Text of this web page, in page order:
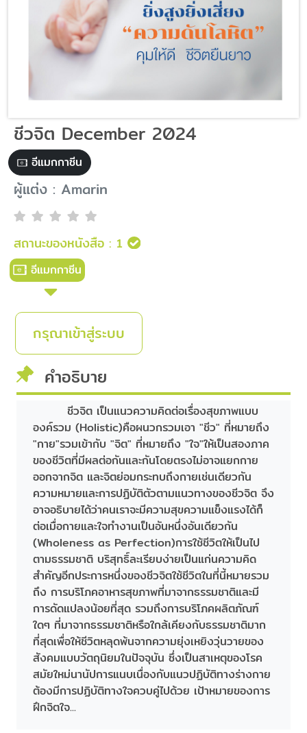
ชีวจิต December 2024
อีแมกกาซีน
ผู้แต่ง : Amarin
สถานะของหนังสือ : 1
อีแมกกาซีน
กรุณาเข้าสู่ระบบ
คำอธิบาย
ชีวจิต เป็นแนวความคิดต่อเรื่องสุขภาพแบบ
องค์รวม (Holistic)คือผนวกรวมเอา "ชีว" ที่หมายถึง
"กาย"รวมเข้ากับ "จิต" ที่หมายถึง "ใจ"ให้เป็นสองภาค
ของชีวิตที่มีผลต่อกันและกันโดยตรงไม่อาจแยกกาย
ออกจากจิต และจิตย่อมกระทบถึงกายเช่นเดียวกัน
ความหมายและการปฏิบัติตัวตามแนวทางของชีวจิต จึง
อาจอธิบายได้ว่าคนเราจะมีความสุขความแข็งแรงได้ก็
ต่อเมื่อกายและใจทำงานเป็นอันหนึ่งอันเดียวกัน
(Wholeness as Perfection)การใช้ชีวิตให้เป็นไป
ตามธรรมชาติ บริสุทธิ์ละเรียบง่ายเป็นแก่นความคิด
สำคัญอีกประการหนึ่งของชีวจิตใช้ชีวิตในที่นี้หมายรวม
ถึง การบริโภคอาหารสุขภาพที่มาจากธรรมชาติและมี
การดัดแปลงน้อยที่สุด รวมถึงการบริโภคผลิตภัณฑ์
ใดๆ ที่มาจากธรรมชาติหรือใกล้เคียงกับธรรมชาติมาก
ที่สุดเพื่อให้ชีวิตหลุดพ้นจากความยุ่งเหยิงวุ่นวายของ
สังคมแบบวัตถุนิยมในปัจจุบัน ซึ่งเป็นสาเหตุของโรค
สมัยใหม่นานัปการแนบเนื่องกับแนวปฏิบัติทางร่างกาย
ต้องมีการปฏิบัติทางใจควบคู่ไปด้วย เป้าหมายของการ
ฝึกจิตใจ...